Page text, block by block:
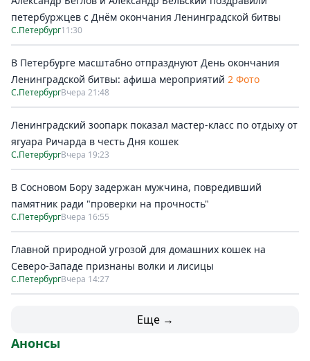
петербуржцев с Днём окончания Ленинградской битвы
С.Петербург11:30
В Петербурге масштабно отпразднуют День окончания
Ленинградской битвы: афиша мероприятий 2 Фото
С.ПетербургВчера 21:48
Ленинградский зоопарк показал мастер-класс по отдыху от
ягуара Ричарда в честь Дня кошек
С.ПетербургВчера 19:23
В Сосновом Бору задержан мужчина, повредивший
памятник ради "проверки на прочность"
С.ПетербургВчера 16:55
Главной природной угрозой для домашних кошек на
Северо-Западе признаны волки и лисицы
С.ПетербургВчера 14:27
Еще →
Анонсы